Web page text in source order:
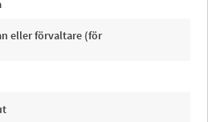
eller förvaltare (för